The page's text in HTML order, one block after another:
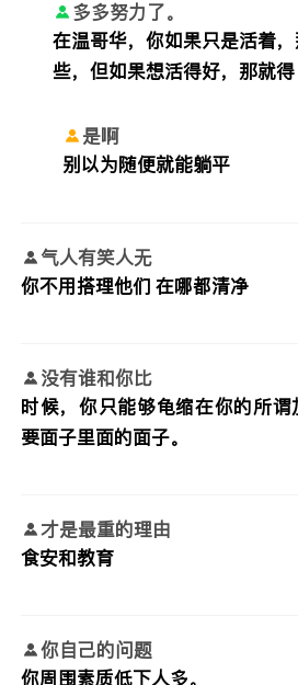
多多努力了。
在温哥华，你如果只是活着
些，但如果想活得好，那就得
是啊
别以为随便就能躺平
气人有笑人无
你不用搭理他们 在哪都清净
没有谁和你比
时候，你只能够龟缩在你的所谓
要面子里面的面子。
才是最重的理由
食安和教育
你自己的问题
你周围素质低下人多。